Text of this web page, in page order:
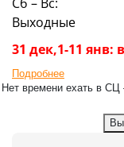
Выходные
31 дек,1-11 янв:
Подробнее
Нет времени ехать в СЦ